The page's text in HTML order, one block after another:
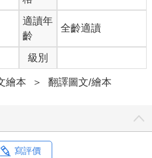
適讀年
齡
全齡適讀
級別
繪本 ＞ 翻譯圖文/繪本
寫評價